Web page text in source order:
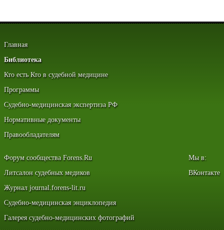
Главная
Библиотека
Кто есть Кто в судебной медицине
Программы
Судебно-медицинская экспертиза РФ
Нормативные документы
Правообладателям
Форум сообщества Forens.Ru
Литсалон судебных медиков
Журнал journal.forens-lit.ru
Судебно-медицинская энциклопедия
Галерея судебно-медицинских фотографий
Мы в:
ВКонтакте